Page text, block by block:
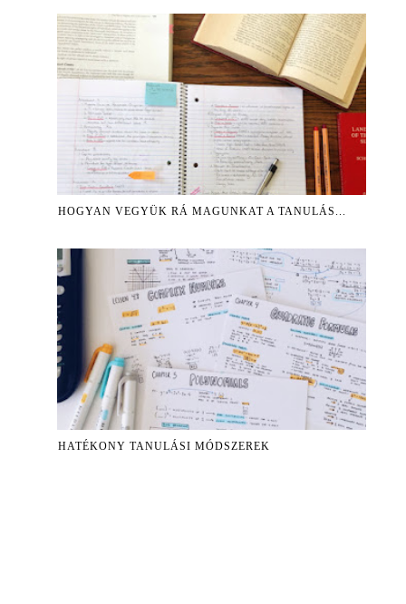
HOGYAN VEGYÜK RÁ MAGUNKAT A TANULÁS...
HATÉKONY TANULÁSI MÓDSZEREK